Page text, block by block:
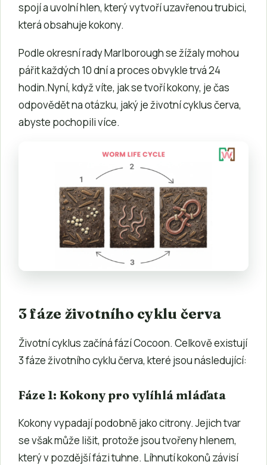
spojí a uvolní hlen, který vytvoří uzavřenou trubici,
která obsahuje kokony.
Podle okresní rady Marlborough se žížaly mohou
pářit každých 10 dní a proces obvykle trvá 24
hodin.Nyní, když víte, jak se tvoří kokony, je čas
odpovědět na otázku, jaký je životní cyklus červa,
abyste pochopili více.
3 fáze životního cyklu červa
Životní cyklus začíná fází Cocoon. Celkově existují
3 fáze životního cyklu červa, které jsou následující:
Fáze 1: Kokony pro vylíhlá mláďata
Kokony vypadají podobně jako citrony. Jejich tvar
se však může lišit, protože jsou tvořeny hlenem,
který v pozdější fázi tuhne. Líhnutí kokonů závisí